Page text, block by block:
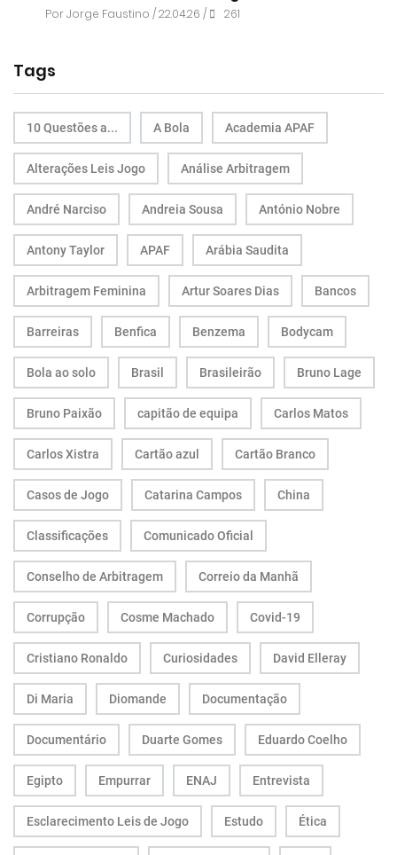
PorJorge Faustino / 22.04.26 / 261
Tags
10 Questões a... A Bola Academia APAF
Alterações Leis Jogo Análise Arbitragem
André Narciso Andreia Sousa António Nobre
Antony Taylor APAF Arábia Saudita
Arbitragem Feminina Artur Soares Dias Bancos
Barreiras Benfica Benzema Bodycam
Bola ao solo Brasil Brasileirão Bruno Lage
Bruno Paixão capitão de equipa Carlos Matos
Carlos Xistra Cartão azul Cartão Branco
Casos de Jogo Catarina Campos China
Classificações Comunicado Oficial
Conselho de Arbitragem Correio da Manhã
Corrupção Cosme Machado Covid-19
Cristiano Ronaldo Curiosidades David Elleray
Di Maria Diomande Documentação
Documentário Duarte Gomes Eduardo Coelho
Egipto Empurrar ENAJ Entrevista
Esclarecimento Leis de Jogo Estudo Ética